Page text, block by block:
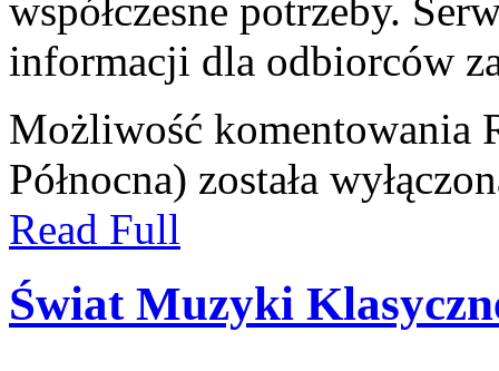
współczesne potrzeby.
informacji dla odbiorców
Możliwość komentowania
Północna) została
Read Full
Świat Muzyki